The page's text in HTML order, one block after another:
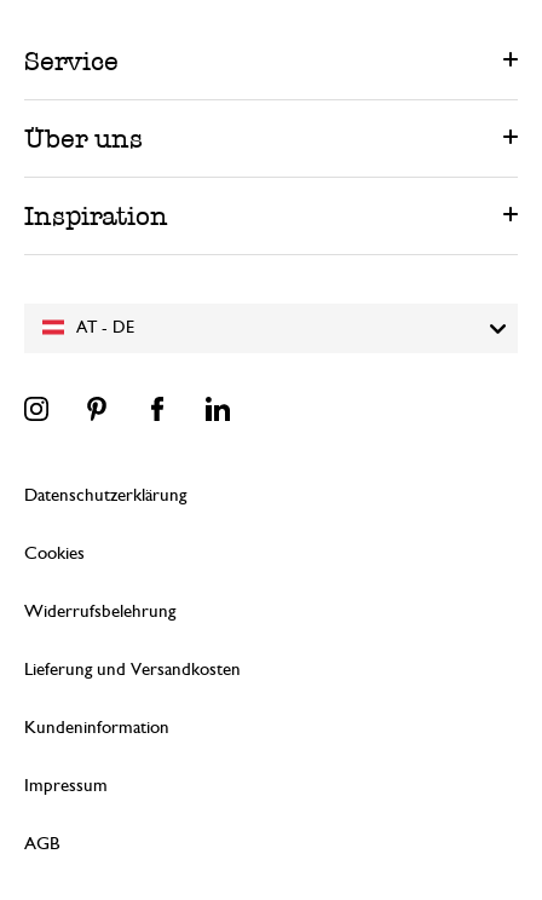
AT - DE
Service
Über uns
Inspiration
Datenschutzerklärung
Cookies
Widerrufsbelehrung
Lieferung und Versandkosten
Kundeninformation
Impressum
AGB